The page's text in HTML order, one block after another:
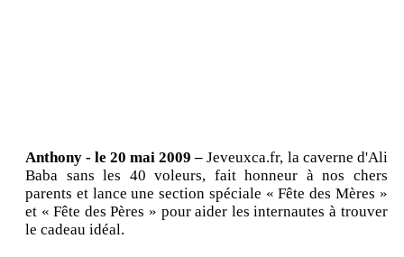
Anthony - le 20 mai 2009 – Jeveuxca.fr, la caverne d'Ali
Baba sans les 40 voleurs, fait honneur à nos chers
parents et lance une section spéciale « Fête des Mères »
et « Fête des Pères » pour aider les internautes à trouver
le cadeau idéal.